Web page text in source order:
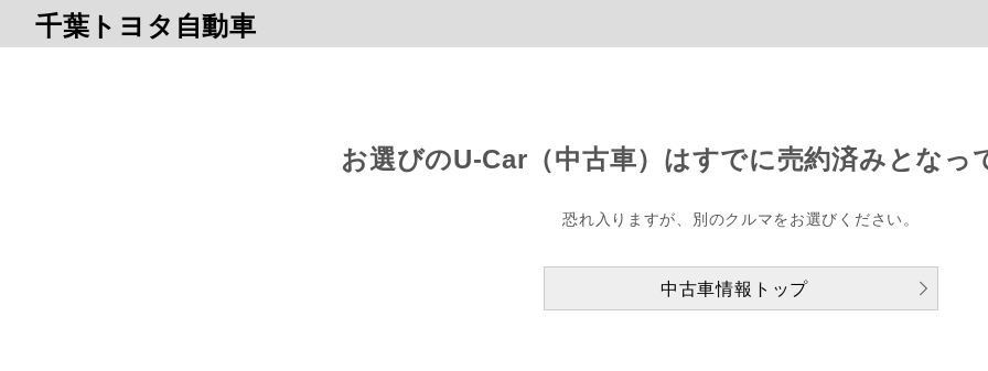
千葉トヨタ自動車
お選びのU-Car（中古車）はすでに売約済みとなっ
恐れ入りますが、別のクルマをお選びください。
中古車情報トップ